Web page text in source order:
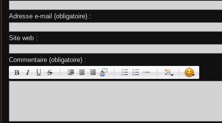
Adresse e-mail (obligatoire) :
Site web :
Commentaire (obligatoire) :